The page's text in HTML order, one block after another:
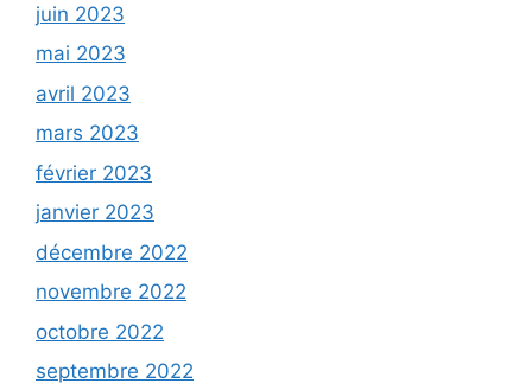
juin 2023
mai 2023
avril 2023
mars 2023
février 2023
janvier 2023
décembre 2022
novembre 2022
octobre 2022
septembre 2022